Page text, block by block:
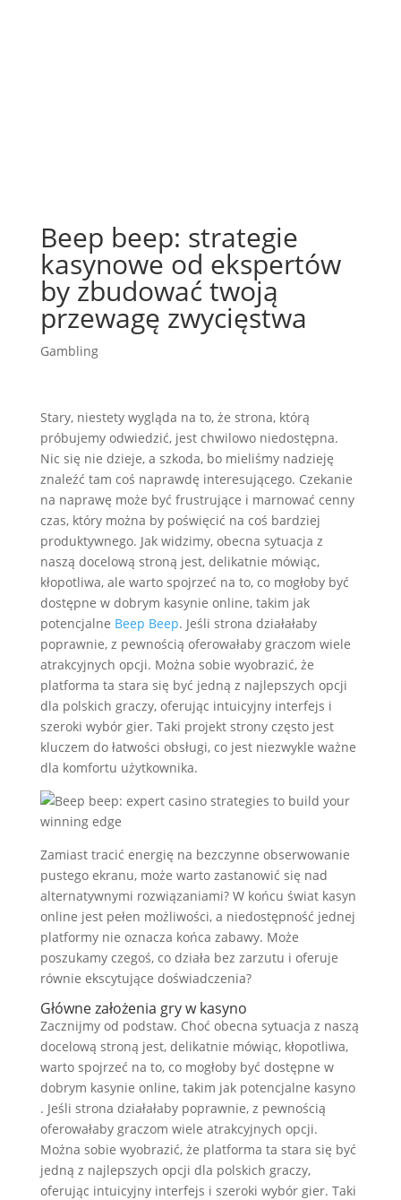
Beep beep: strategie
kasynowe od ekspertów
by zbudować twoją
przewagę zwycięstwa
Gambling
Stary, niestety wygląda na to, że strona, którą
próbujemy odwiedzić, jest chwilowo niedostępna.
Nic się nie dzieje, a szkoda, bo mieliśmy nadzieję
znaleźć tam coś naprawdę interesującego. Czekanie
na naprawę może być frustrujące i marnować cenny
czas, który można by poświęcić na coś bardziej
produktywnego. Jak widzimy, obecna sytuacja z
naszą docelową stroną jest, delikatnie mówiąc,
kłopotliwa, ale warto spojrzeć na to, co mogłoby być
dostępne w dobrym kasynie online, takim jak
potencjalne Beep Beep. Jeśli strona działałaby
poprawnie, z pewnością oferowałaby graczom wiele
atrakcyjnych opcji. Można sobie wyobrazić, że
platforma ta stara się być jedną z najlepszych opcji
dla polskich graczy, oferując intuicyjny interfejs i
szeroki wybór gier. Taki projekt strony często jest
kluczem do łatwości obsługi, co jest niezwykle ważne
dla komfortu użytkownika.
Zamiast tracić energię na bezczynne obserwowanie
pustego ekranu, może warto zastanowić się nad
alternatywnymi rozwiązaniami? W końcu świat kasyn
online jest pełen możliwości, a niedostępność jednej
platformy nie oznacza końca zabawy. Może
poszukamy czegoś, co działa bez zarzutu i oferuje
równie ekscytujące doświadczenia?
Główne założenia gry w kasyno
Zacznijmy od podstaw. Choć obecna sytuacja z naszą
docelową stroną jest, delikatnie mówiąc, kłopotliwa,
warto spojrzeć na to, co mogłoby być dostępne w
dobrym kasynie online, takim jak potencjalne kasyno
. Jeśli strona działałaby poprawnie, z pewnością
oferowałaby graczom wiele atrakcyjnych opcji.
Można sobie wyobrazić, że platforma ta stara się być
jedną z najlepszych opcji dla polskich graczy,
oferując intuicyjny interfejs i szeroki wybór gier. Taki